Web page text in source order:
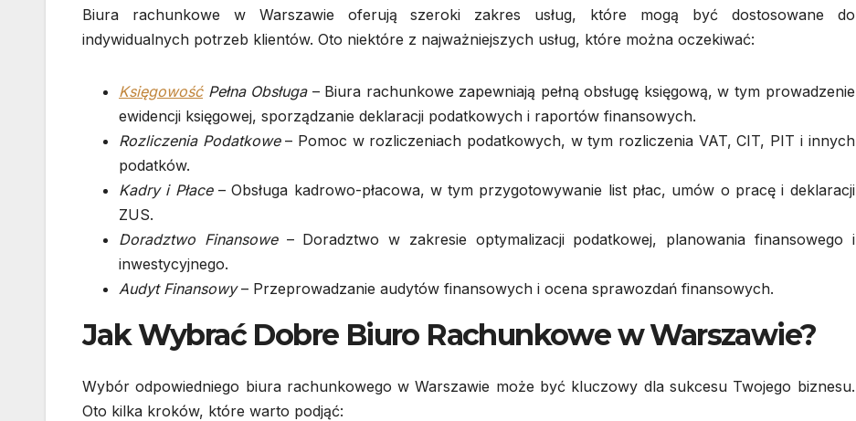
Biura rachunkowe w Warszawie oferują szeroki zakres usług, które mogą być dostosowane do
indywidualnych potrzeb klientów. Oto niektóre z najważniejszych usług, które można oczekiwać:
KsięgowośćPełna Obsługa– Biura rachunkowe zapewniają pełną obsługę księgową, w tym prowadzenie
ewidencji księgowej, sporządzanie deklaracji podatkowych i raportów finansowych.
Rozliczenia Podatkowe– Pomoc w rozliczeniach podatkowych, w tym rozliczenia VAT, CIT, PIT i innych
podatków.
Kadry i Płace– Obsługa kadrowo-płacowa, w tym przygotowywanie list płac, umów o pracę i deklaracji
ZUS.
Doradztwo Finansowe– Doradztwo w zakresie optymalizacji podatkowej, planowania finansowego i
inwestycyjnego.
Audyt Finansowy– Przeprowadzanie audytów finansowych i ocena sprawozdań finansowych.
Jak Wybrać Dobre Biuro Rachunkowe w Warszawie?
Wybór odpowiedniego biura rachunkowego w Warszawie może być kluczowy dla sukcesu Twojego biznesu.
Oto kilka kroków, które warto podjąć: